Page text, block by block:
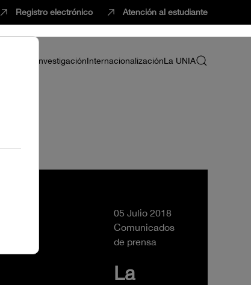
Registro electrónico Atención al estudiante
InvestigaciónInternacionalizaciónLa UNIA
05 Julio 2018
Comunicados
de prensa
La